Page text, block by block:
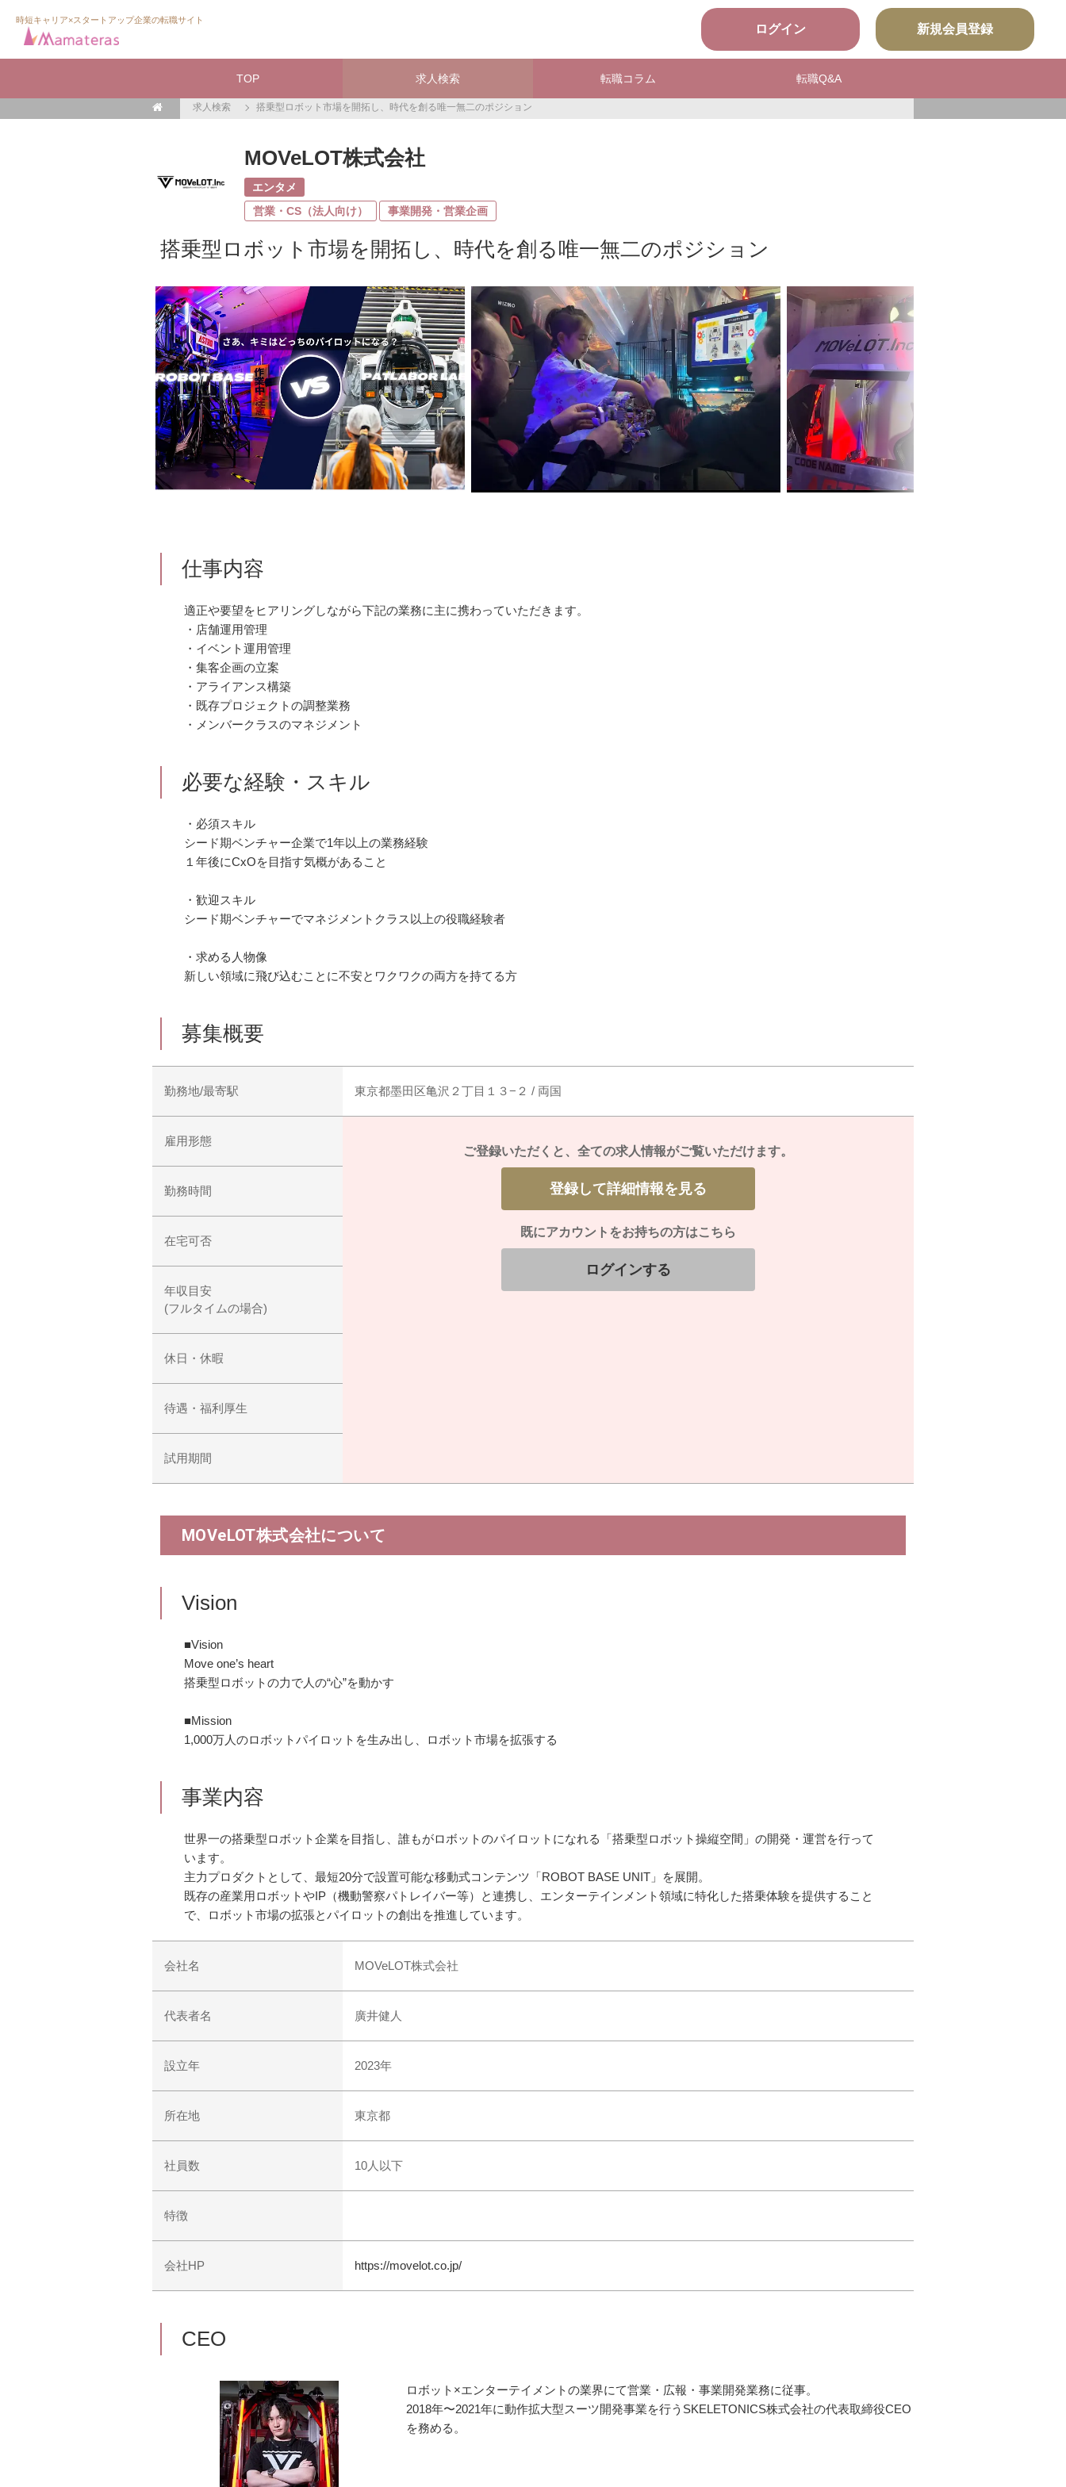
時短キャリア×スタートアップ企業の転職サイト
ログイン 新規会員登録
TOP 求人検索 転職コラム 転職Q&A
求人検索 搭乗型ロボット市場を開拓し、時代を創る唯一無二のポジション
MOVeLOT株式会社
エンタメ
営業・CS（法人向け）
事業開発・営業企画
搭乗型ロボット市場を開拓し、時代を創る唯一無二のポジション
仕事内容
適正や要望をヒアリングしながら下記の業務に主に携わっていただきます。
・店舗運用管理
・イベント運用管理
・集客企画の立案
・アライアンス構築
・既存プロジェクトの調整業務
・メンバークラスのマネジメント
必要な経験・スキル
・必須スキル
シード期ベンチャー企業で1年以上の業務経験
１年後にCxOを目指す気概があること
・歓迎スキル
シード期ベンチャーでマネジメントクラス以上の役職経験者
・求める人物像
新しい領域に飛び込むことに不安とワクワクの両方を持てる方
募集概要
勤務地/最寄駅 東京都墨田区亀沢２丁目１３−２ / 両国
雇用形態
勤務時間
在宅可否
年収目安
(フルタイムの場合)
休日・休暇
待遇・福利厚生
試用期間
ご登録いただくと、 全ての求人情報がご覧いただけます。
登録して詳細情報を見る
既にアカウントをお持ちの方はこちら
ログインする
MOVeLOT株式会社について
Vision
■Vision
Move one’s heart
搭乗型ロボットの力で人の“心”を動かす
■Mission
1,000万人のロボットパイロットを生み出し、ロボット市場を拡張する
事業内容
世界一の搭乗型ロボット企業を目指し、誰もがロボットのパイロットになれる「搭乗型ロボット操縦空間」の開発・運営を行って
います。
主力プロダクトとして、最短20分で設置可能な移動式コンテンツ「ROBOT BASE UNIT」を展開。
既存の産業用ロボットやIP（機動警察パトレイバー等）と連携し、エンターテインメント領域に特化した搭乗体験を提供すること
で、ロボット市場の拡張とパイロットの創出を推進しています。
会社名 MOVeLOT株式会社
代表者名 廣井健人
設立年 2023年
所在地 東京都
社員数 10人以下
特徴
会社HP https://movelot.co.jp/
CEO
ロボット×エンターテイメントの業界にて営業・広報・事業開発業務に従事。
2018年〜2021年に動作拡大型スーツ開発事業を行うSKELETONICS株式会社の代表取締役CEO
を務める。